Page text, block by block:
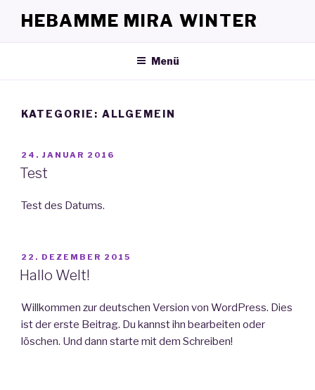
Inhalt
springen
HEBAMME MIRA WINTER
Menü
KATEGORIE: ALLGEMEIN
VERÖFFENTLICHT
AM
24. JANUAR 2016
Test
Test des Datums.
VERÖFFENTLICHT
AM
22. DEZEMBER 2015
Hallo Welt!
Willkommen zur deutschen Version von WordPress. Dies
ist der erste Beitrag. Du kannst ihn bearbeiten oder
löschen. Und dann starte mit dem Schreiben!